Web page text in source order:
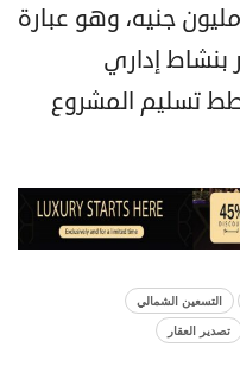
بإجمالي استثمارات تبلغ 700 مليون جنيه، وهو عبارة
تجاري و6 أدوار بنشاط إداري
تسليم المشروع
التسعين الشمالي
تصدير العقار